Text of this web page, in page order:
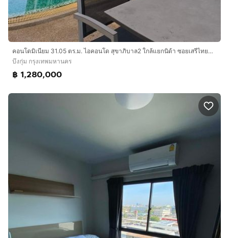
คอนโดมิเนียม 31.05 ตร.ม. ไอคอนโด สุขาภิบาล2 ใกล้แยกนิด้า ซอยเสรีไทย36 ถนนเสรีไทย ถนนวงแหวนตะวันออก เขตบึงกุ่ม กรุงเทพมหานคร
บึงกุ่ม กรุงเทพมหานคร
฿ 1,280,000